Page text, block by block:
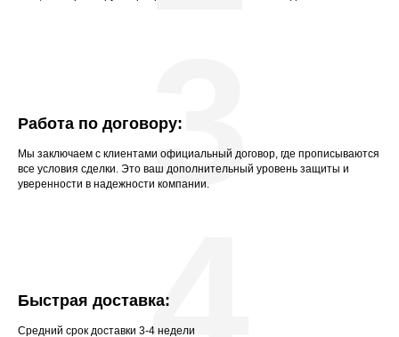
Работа по договору:
Мы заключаем с клиентами официальный договор, где прописываются
все условия сделки. Это ваш дополнительный уровень защиты и
уверенности в надежности компании.
3
Быстрая доставка:
Средний срок доставки 3-4 недели